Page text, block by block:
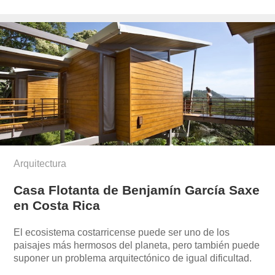
munoz/
Arquitectura
Casa Flotanta de Benjamín García Saxe
en Costa Rica
El ecosistema costarricense puede ser uno de los
paisajes más hermosos del planeta, pero también puede
suponer un problema arquitectónico de igual dificultad.